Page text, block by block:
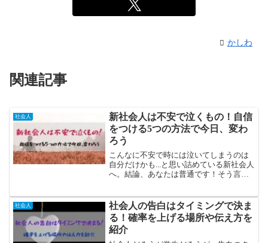
かしわ
関連記事
社会人
新社会人は不安で泣くもの！自信
をつける5つの方法で今日、変わ
ろう
こんなに不安で時には泣いてしまうのは
自分だけかも...と思い詰めている新社会人
へ。結論、あなたは普通です！そう言わ
いきます。最後にはおすすめの書籍も紹
介しているので、ぜひ最後までご覧くだ
さい。
社会人
社会人の告白はタイミングで決ま
る！確率を上げる場所や伝え方を
紹介